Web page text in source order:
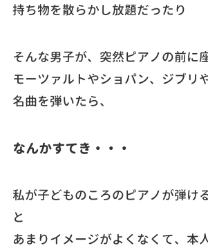
持ち物を散らかし放題だったり
そんな男子が、突然ピアノの前に
モーツァルトやショパン、ジブリ
名曲を弾いたら、
なんかすてき・・・
私が子どものころのピアノが弾け
と
あまりイメージがよくなくて、本